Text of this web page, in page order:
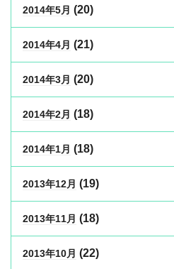
2014年5月 (20)
2014年4月 (21)
2014年3月 (20)
2014年2月 (18)
2014年1月 (18)
2013年12月 (19)
2013年11月 (18)
2013年10月 (22)